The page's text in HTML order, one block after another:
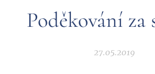
Poděkování za
27.05.2019